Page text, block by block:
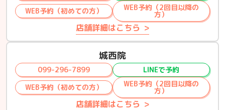
WEB予約（初めての方）
WEB予約（2回目以降の
方）
店舗詳細はこちら
城西院
099-296-7899
LINEで予約
WEB予約（初めての方）
WEB予約（2回目以降の
方）
店舗詳細はこちら